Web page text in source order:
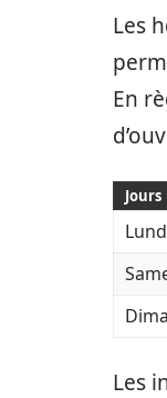
Les
En
Jours
Les